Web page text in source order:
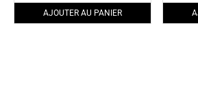
AJOUTER AU PANIER